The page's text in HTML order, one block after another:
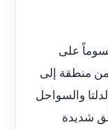
على
من منطقة إلى
والسواحل
شديدة